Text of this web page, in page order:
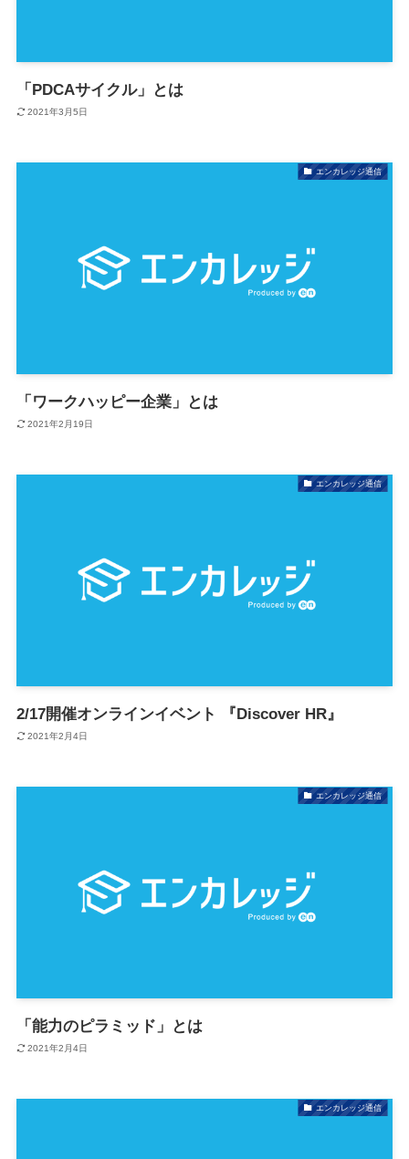
「PDCAサイクル」とは
2021年3月5日
エンカレッジ通信
「ワークハッピー企業」とは
2021年2月19日
エンカレッジ通信
2/17開催オンラインイベント 『Discover HR』
2021年2月4日
エンカレッジ通信
「能力のピラミッド」とは
2021年2月4日
エンカレッジ通信